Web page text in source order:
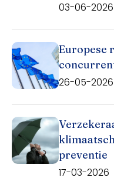
03-06-2026
Europese
26-05-2026
preventie
17-03-2026